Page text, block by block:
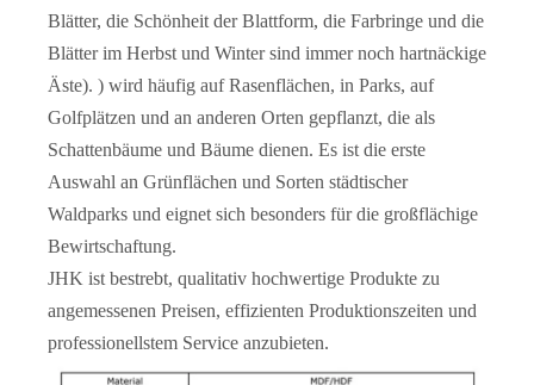
Cambridge-Komposit-Doppeltaschen-Holztür
Blätter, die Schönheit der Blattform, die Farbringe und die
Blätter im Herbst und Winter sind immer noch hartnäckige
Äste). ) wird häufig auf Rasenflächen, in Parks, auf
Golfplätzen und an anderen Orten gepflanzt, die als
Schattenbäume und Bäume dienen. Es ist die erste
Auswahl an Grünflächen und Sorten städtischer
Waldparks und eignet sich besonders für die großflächige
Bewirtschaftung.
JHK ist bestrebt, qualitativ hochwertige Produkte zu
angemessenen Preisen, effizienten Produktionszeiten und
professionellstem Service anzubieten.